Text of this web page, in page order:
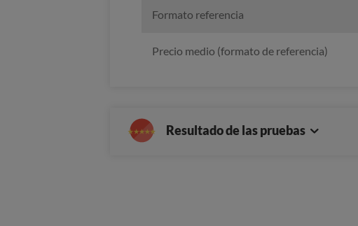
Formato referencia
Precio medio (formato de referencia)
Resultado de las pruebas